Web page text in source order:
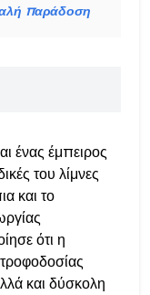
παράδοση
ένας έμπειρος
του λίμνες
και το
ότι η
και δύσκολη